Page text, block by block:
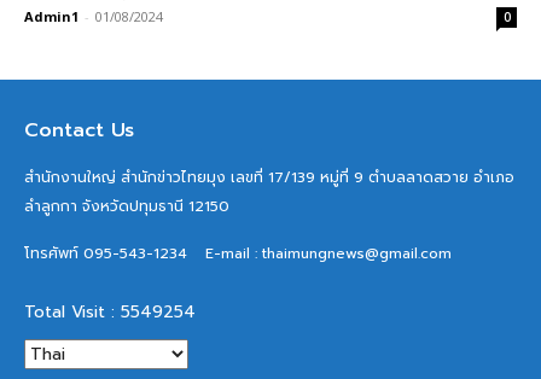
Admin1 - 01/08/2024 0
Contact Us
สำนักงานใหญ่ สำนักข่าวไทยมุง เลขที่ 17/139 หมู่ที่ 9 ตำบลลาดสวาย อำเภอ
ลำลูกกา จังหวัดปทุมธานี 12150
โทรศัพท์ 095-543-1234 E-mail : thaimungnews@gmail.com
Total Visit : 5549254